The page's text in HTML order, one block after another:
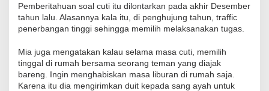
Pemberitahuan soal cuti itu dilontarkan pada akhir Desember
tahun lalu. Alasannya kala itu, di penghujung tahun, traffic
penerbangan tinggi sehingga memilih melaksanakan tugas.
Mia juga mengatakan kalau selama masa cuti, memilih
tinggal di rumah bersama seorang teman yang diajak
bareng. Ingin menghabiskan masa liburan di rumah saja.
Karena itu dia mengirimkan duit kepada sang ayah untuk